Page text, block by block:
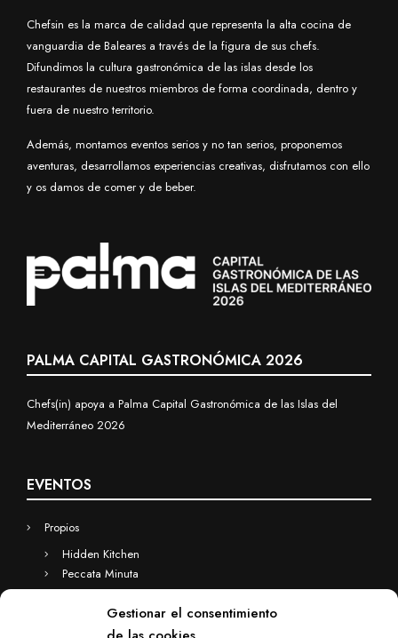
Gestionar el consentimiento
Chefsin es la marca de calidad que representa la alta cocina de
vanguardia de Baleares a través de la figura de sus chefs.
Difundimos la cultura gastronómica de las islas desde los
restaurantes de nuestros miembros de forma coordinada, dentro y
fuera de nuestro territorio.
Además, montamos eventos serios y no tan serios, proponemos
aventuras, desarrollamos experiencias creativas, disfrutamos con ello
y os damos de comer y de beber.
PALMA CAPITAL GASTRONÓMICA 2026
Chefs(in) apoya a Palma Capital Gastronómica de las Islas del
Mediterráneo 2026
EVENTOS
Propios
Hidden Kitchen
Peccata Minuta
Eventos a medida